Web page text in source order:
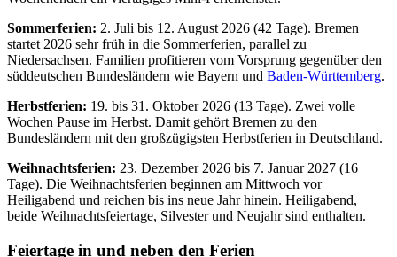
Sommerferien: 2. Juli bis 12. August 2026 (42 Tage). Bremen
startet 2026 sehr früh in die Sommerferien, parallel zu
Niedersachsen. Familien profitieren vom Vorsprung gegenüber den
süddeutschen Bundesländern wie Bayern und Baden-Württemberg.
Herbstferien: 19. bis 31. Oktober 2026 (13 Tage). Zwei volle
Wochen Pause im Herbst. Damit gehört Bremen zu den
Bundesländern mit den großzügigsten Herbstferien in Deutschland.
Weihnachtsferien: 23. Dezember 2026 bis 7. Januar 2027 (16
Tage). Die Weihnachtsferien beginnen am Mittwoch vor
Heiligabend und reichen bis ins neue Jahr hinein. Heiligabend,
beide Weihnachtsfeiertage, Silvester und Neujahr sind enthalten.
Feiertage in und neben den Ferien